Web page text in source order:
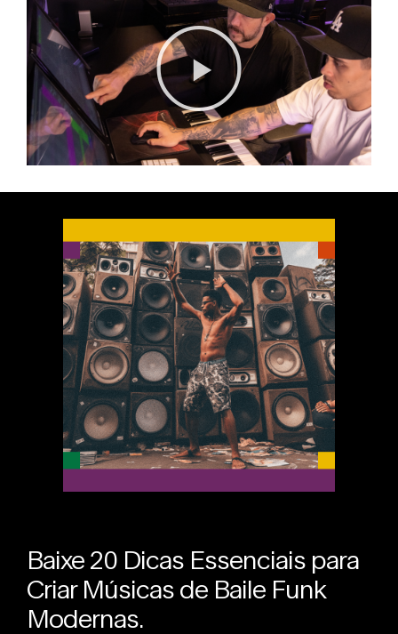
Baixe 20 Dicas Essenciais para
Criar Músicas de Baile Funk
Modernas.